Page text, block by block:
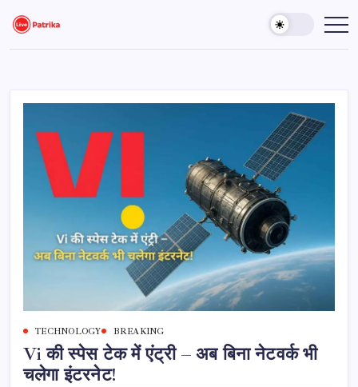
content
Live
Patrika
Breaking
Latest
TECHNOLOGY BREAKING
Vi की स्पेस टेक में एंट्री – अब बिना नेटवर्क भी
चलेगा इंटरनेट!